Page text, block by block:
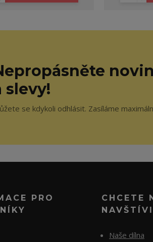
slevy!
se kdykoli odhlásit. Zasíláme
PRO
CHCETE
Naše dílna